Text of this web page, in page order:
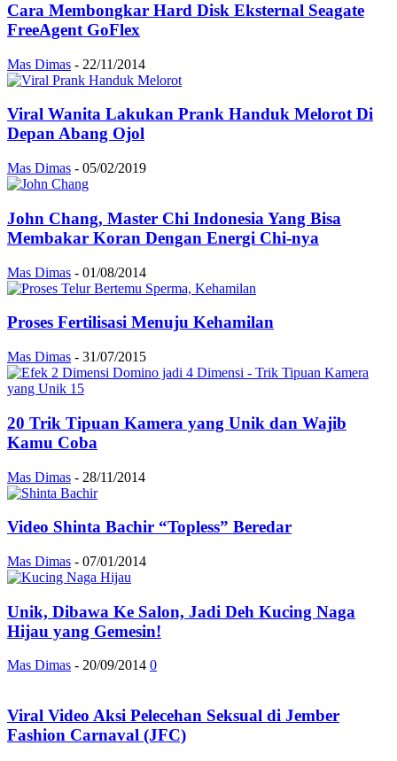
Cara Membongkar Hard Disk Eksternal Seagate
FreeAgent GoFlex
Mas Dimas - 22/11/2014
Viral Wanita Lakukan Prank Handuk Melorot Di
Depan Abang Ojol
Mas Dimas - 05/02/2019
John Chang, Master Chi Indonesia Yang Bisa
Membakar Koran Dengan Energi Chi-nya
Mas Dimas - 01/08/2014
Proses Fertilisasi Menuju Kehamilan
Mas Dimas - 31/07/2015
20 Trik Tipuan Kamera yang Unik dan Wajib
Kamu Coba
Mas Dimas - 28/11/2014
Video Shinta Bachir “Topless” Beredar
Mas Dimas - 07/01/2014
Unik, Dibawa Ke Salon, Jadi Deh Kucing Naga
Hijau yang Gemesin!
Mas Dimas - 20/09/2014 0
Viral Video Aksi Pelecehan Seksual di Jember
Fashion Carnaval (JFC)